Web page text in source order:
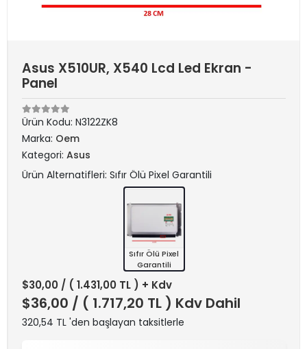
Asus X510UR, X540 Lcd Led Ekran -
Panel
Ürün Kodu: N3122ZK8
Marka: Oem
Kategori: Asus
Ürün Alternatifleri: Sıfır Ölü Pixel Garantili
Sıfır Ölü Pixel
Garantili
$30,00 / ( 1.431,00 TL ) + Kdv
$36,00 / ( 1.717,20 TL ) Kdv Dahil
320,54 TL 'den başlayan taksitlerle